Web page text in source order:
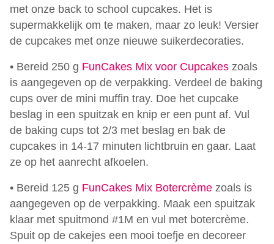
met onze back to school cupcakes. Het is
supermakkelijk om te maken, maar zo leuk! Versier
de cupcakes met onze nieuwe suikerdecoraties.
• Bereid 250 g FunCakes Mix voor Cupcakes zoals
is aangegeven op de verpakking. Verdeel de baking
cups over de mini muffin tray. Doe het cupcake
beslag in een spuitzak en knip er een punt af. Vul
de baking cups tot 2/3 met beslag en bak de
cupcakes in 14-17 minuten lichtbruin en gaar. Laat
ze op het aanrecht afkoelen.
• Bereid 125 g FunCakes Mix Botercrème zoals is
aangegeven op de verpakking. Maak een spuitzak
klaar met spuitmond #1M en vul met botercrème.
Spuit op de cakejes een mooi toefje en decoreer